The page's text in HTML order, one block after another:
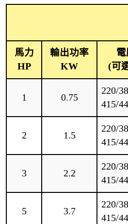
馬力
HP
輸出功率
KW
(可
1 0.75
220/
415/
2 1.5
220/
415/
3 2.2
220/
415/
5 3.7
220/
415/